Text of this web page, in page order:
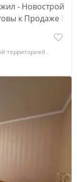
- Новострой
к Продаже !
территорией .